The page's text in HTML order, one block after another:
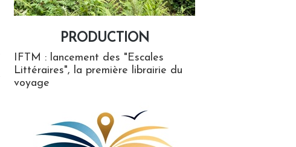
PRODUCTION
IFTM : lancement des "Escales
Littéraires", la première librairie du
voyage